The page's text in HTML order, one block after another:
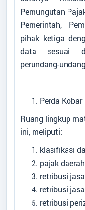
Pemungutan
Pemerintah,
pihak ketiga
data sesuai
perundang-
Perda Kobar
Ruang lingkup
ini, meliputi:
klasifikasi
pajak
retribusi
retribusi
retribusi